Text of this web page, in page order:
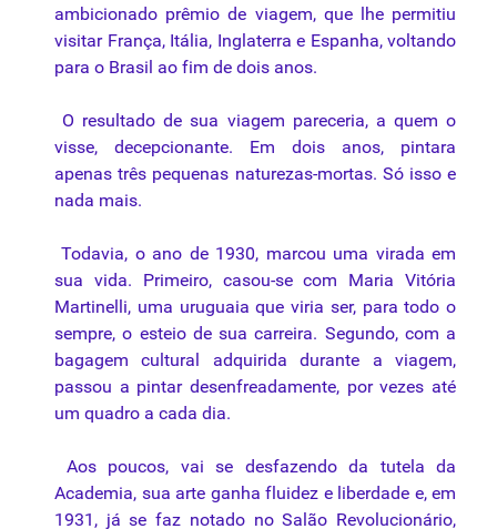
ambicionado prêmio de viagem, que lhe permitiu
visitar França, Itália, Inglaterra e Espanha, voltando
para o Brasil ao fim de dois anos.
O resultado de sua viagem pareceria, a quem o
visse, decepcionante. Em dois anos, pintara
apenas três pequenas naturezas-mortas. Só isso e
nada mais.
Todavia, o ano de 1930, marcou uma virada em
sua vida. Primeiro, casou-se com Maria Vitória
Martinelli, uma uruguaia que viria ser, para todo o
sempre, o esteio de sua carreira. Segundo, com a
bagagem cultural adquirida durante a viagem,
passou a pintar desenfreadamente, por vezes até
um quadro a cada dia.
Aos poucos, vai se desfazendo da tutela da
Academia, sua arte ganha fluidez e liberdade e, em
1931, já se faz notado no Salão Revolucionário,